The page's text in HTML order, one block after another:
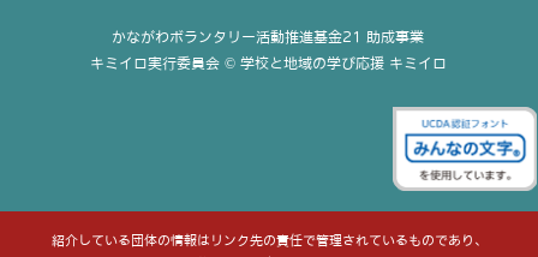
紹介している団体の情報はリンク先の責任で管理されているものであり、
かながわボランタリー活動推進基金21 助成事業
キミイロ実行委員会 © 学校と地域の学び応援 キミイロ